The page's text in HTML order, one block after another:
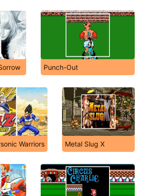
Punch-Out
Warriors Metal Slug X